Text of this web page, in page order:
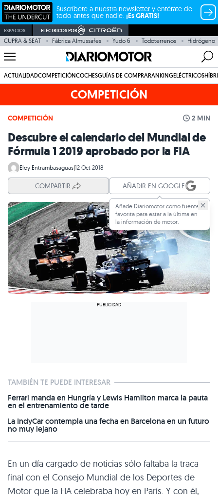
Suscríbete a nuestra newsletter y entérate de
todo antes que nadie. ¡Es GRATIS!
ESPACIOS ELÉCTRICOS POR
CUPRA & SEAT Fábrica Almussafes Yudo 6 Todoterrenos Hidrógeno
ACTUALIDADCOMPETICIÓNCOCHESGUÍAS DE COMPRARANKINGELÉCTRICOS
COMPETICIÓN
COMPETICIÓN 2 MIN
Descubre el calendario del Mundial de
Fórmula 1 2019 aprobado por la FIA
Eloy Entrambasaguas|12 Oct 2018
COMPARTIR AÑADIR EN GOOGLE
Añade Diariomotor como fuente
favorita para estar a la última en
la información de motor.
TAMBIÉN TE PUEDE INTERESAR
Ferrari manda en Hungría y Lewis Hamilton marca la pauta
en el entrenamiento de tarde
La IndyCar contempla una fecha en Barcelona en un futuro
no muy lejano
En un día cargado de noticias sólo faltaba la traca
final con el Consejo Mundial de los Deportes de
Motor que la FIA celebraba hoy en París. Y con él,